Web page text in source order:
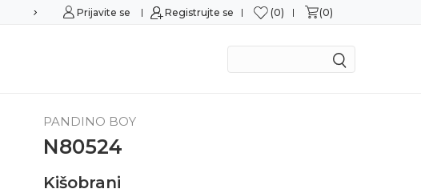
Sigurna kupovina
Prijavite se Registrujte se 0 0
PANDINO BOY
N80524
Kišobrani